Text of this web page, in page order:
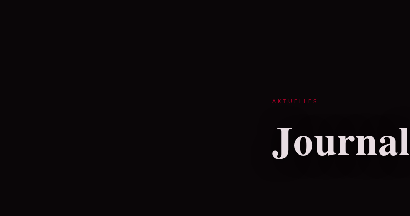
AKTUELLES
Journal